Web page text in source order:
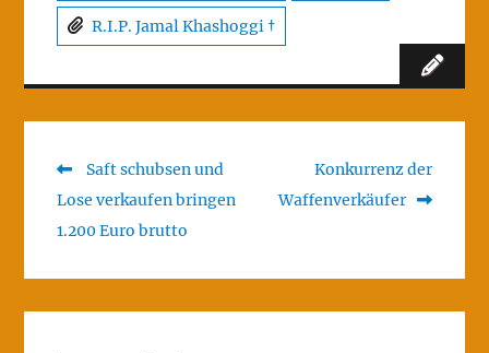
R.I.P. Jamal Khashoggi †
Post
navigation
Previous
post:
Saft schubsen und
Lose verkaufen bringen
1.200 Euro brutto
Next
post:
Konkurrenz der
Waffenverkäufer